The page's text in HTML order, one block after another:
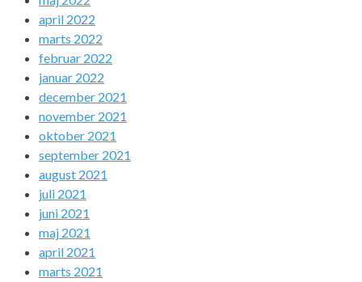
april 2022
marts 2022
februar 2022
januar 2022
december 2021
november 2021
oktober 2021
september 2021
august 2021
juli 2021
juni 2021
maj 2021
april 2021
marts 2021